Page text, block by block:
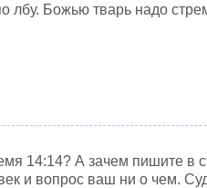
лбу. Божью тварь надо
14:14? А зачем пишите в
и вопрос ваш ни о чем.